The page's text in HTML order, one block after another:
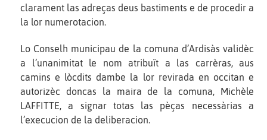
clarament las adreças deus bastiments e de procedir a
la lor numerotacion.
Lo Conselh municipau de la comuna d’Ardisàs validèc
a l’unanimitat le nom atribuït a las carrèras, aus
camins e lòcdits dambe la lor revirada en occitan e
autorizèc doncas la maira de la comuna, Michèle
LAFFITTE, a signar totas las pèças necessàrias a
l’execucion de la deliberacion.